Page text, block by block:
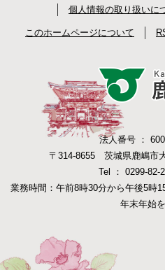
個人情報の取り扱いに
このホームページについて
法人番号 ：
〒314-8655 茨城県鹿嶋市
Tel ： 0299-82-
業務時間：午前8時30分から午後5時
年末年始を